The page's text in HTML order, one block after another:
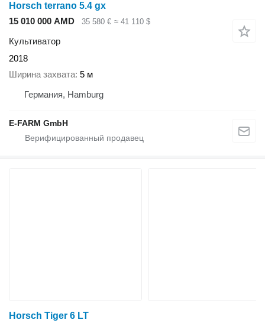
Horsch terrano 5.4 gx
15 010 000 AMD
35 580 € ≈ 41 110 $
Культиватор
2018
Ширина захвата 5 м
Германия, Hamburg
E-FARM GmbH
Horsch Tiger 6 LT